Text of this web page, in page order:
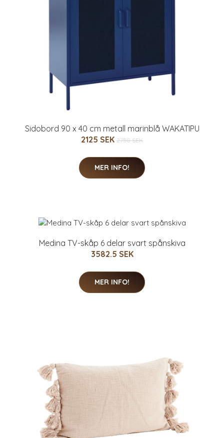
Sidobord 90 x 40 cm metall marinblå WAKATIPU
2125 SEK 2750 SEK
MER INFO!
Medina TV-skåp 6 delar svart spånskiva
3582.5 SEK
MER INFO!